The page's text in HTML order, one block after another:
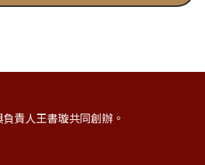
責人王書璇共同創辦。